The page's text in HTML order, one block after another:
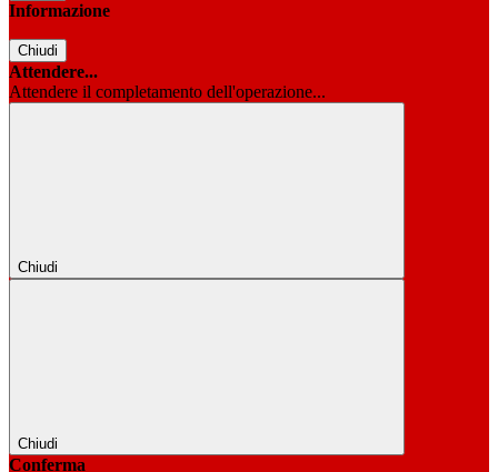
Informazione
Chiudi
Attendere...
Attendere il completamento dell'operazione...
Chiudi
Chiudi
Conferma